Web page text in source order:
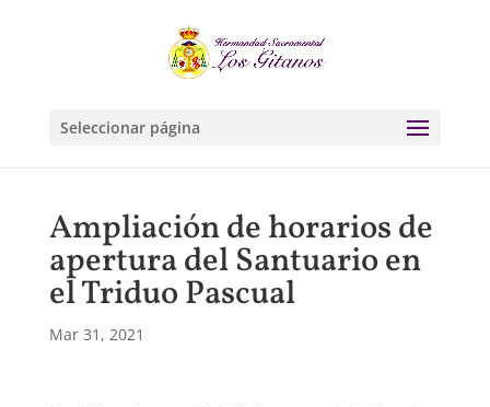
Seleccionar página
Ampliación de horarios de
apertura del Santuario en
el Triduo Pascual
Mar 31, 2021